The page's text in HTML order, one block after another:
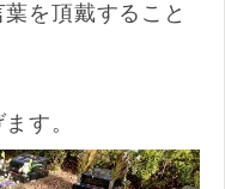
を頂戴すること
す。